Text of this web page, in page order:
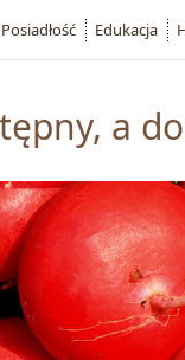
a
Posiadłość Edukacja